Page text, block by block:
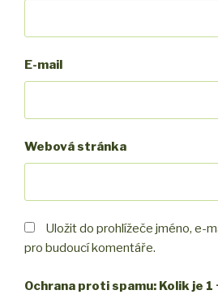
E-mail
Webová stránka
Uložit do prohlížeče jméno, e-
pro budoucí komentáře.
Ochrana proti spamu: Kolik je 1